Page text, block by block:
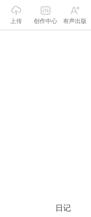
上传 创作中心 有声出版
日记